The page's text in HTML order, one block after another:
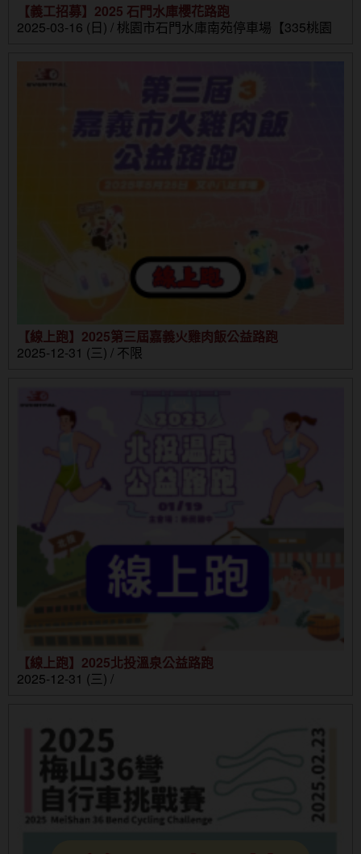
【義工招募】2025 石門水庫櫻花路跑
2025-03-16 (日) / 桃園市石門水庫南苑停車場【335桃園
【線上跑】2025第三屆嘉義火雞肉飯公益路跑
2025-12-31 (三) / 不限
【線上跑】2025北投溫泉公益路跑
2025-12-31 (三) /